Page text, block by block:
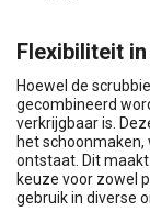
Flexibiliteit
Hoewel de
gecombineerd
verkrijgbaar is.
het
ontstaat. Dit
keuze voor zowel
gebruik in diverse